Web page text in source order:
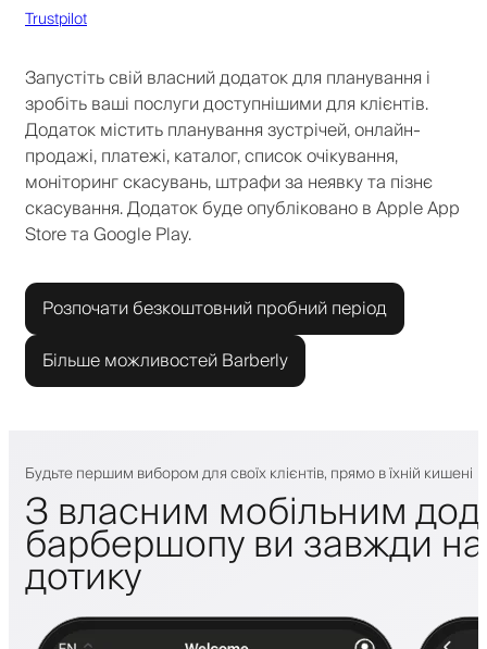
Trustpilot
Запустіть свій власний додаток для планування і
зробіть ваші послуги доступнішими для клієнтів.
Додаток містить планування зустрічей, онлайн-
продажі, платежі, каталог, список очікування,
моніторинг скасувань, штрафи за неявку та пізнє
скасування. Додаток буде опубліковано в Apple App
Store та Google Play.
Розпочати безкоштовний пробний період
Більше можливостей Barberly
Будьте першим вибором для своїх клієнтів, прямо в їхній кишені
З власним мобільним
барбершопу ви завжди на
дотику